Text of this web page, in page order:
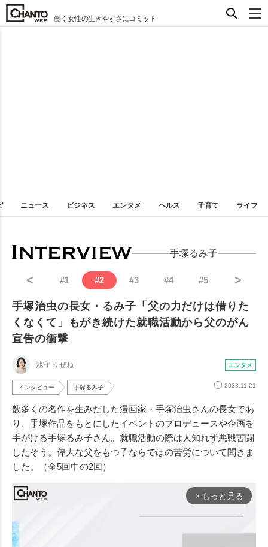
働く女性の生きやすさにコミット
ニュース ビジネス エンタメ ヘルス 子育て ライフ
手塚るみ子
< #1 #2 #3 #4 #5 >
手塚治虫の長女・るみ子「父の力だけは借りた
くなくて」もがき続けた就職活動から父のがん
宣告の衝撃
池守 りぜね エンタメ
インタビュー 手塚るみ子 2023.11.21
数多くの名作を生みだした漫画家・手塚治虫さんの長女であ
り、手塚作品をもとにしたイベントのプロデュースや企画を
手がける手塚るみ子さん。就職活動の際は人知れず悪戦苦闘
したそう。偉大な父をもつ子ならではの苦労について聞きま
した。（全5回中の2回）
arrow_forward_ios もっと見る